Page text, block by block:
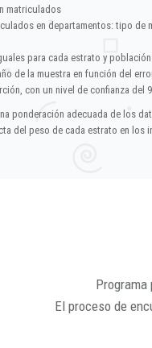
matriculados
en departamentos: tipo de
para cada estrato y población
de la muestra en función del
con un nivel de confianza del
ponderación adecuada de los
del peso de cada estrato en los
El proceso de